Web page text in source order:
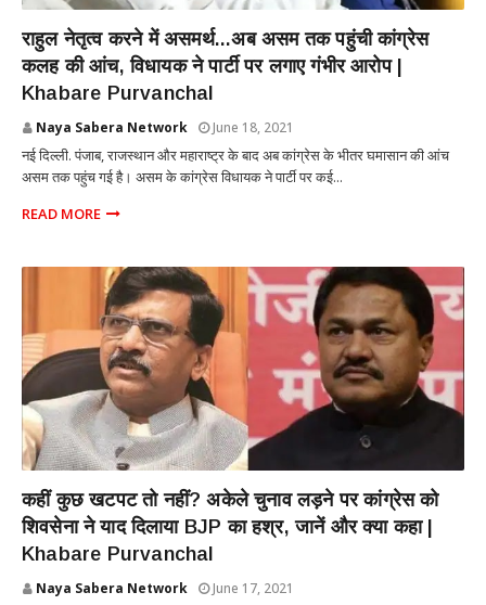
राहुल नेतृत्व करने में असमर्थ...अब असम तक पहुंची कांग्रेस
कलह की आंच, विधायक ने पार्टी पर लगाए गंभीर आरोप |
Khabare Purvanchal
Naya Sabera Network June 18, 2021
नई दिल्ली. पंजाब, राजस्थान और महाराष्ट्र के बाद अब कांग्रेस के भीतर घमासान की आंच
असम तक पहुंच गई है। असम के कांग्रेस विधायक ने पार्टी पर कई...
READ MORE
कहीं कुछ खटपट तो नहीं? अकेले चुनाव लड़ने पर कांग्रेस को
शिवसेना ने याद दिलाया BJP का हश्र, जानें और क्या कहा |
Khabare Purvanchal
Naya Sabera Network June 17, 2021